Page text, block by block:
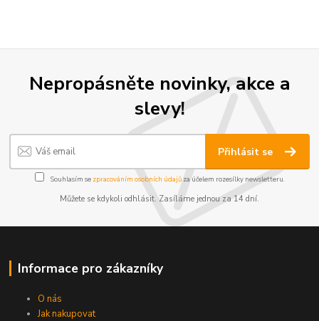
Nepropásněte novinky, akce a
slevy!
Přihlásit se
Souhlasím se zpracováním osobních údajůza účelem rozesílky newsletteru.
Můžete se kdykoli odhlásit. Zasíláme jednou za 14 dní.
Informace pro zákazníky
O nás
Jak nakupovat